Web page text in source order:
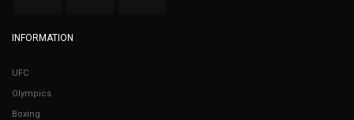
INFORMATION
UFC
Olympics
Boxing